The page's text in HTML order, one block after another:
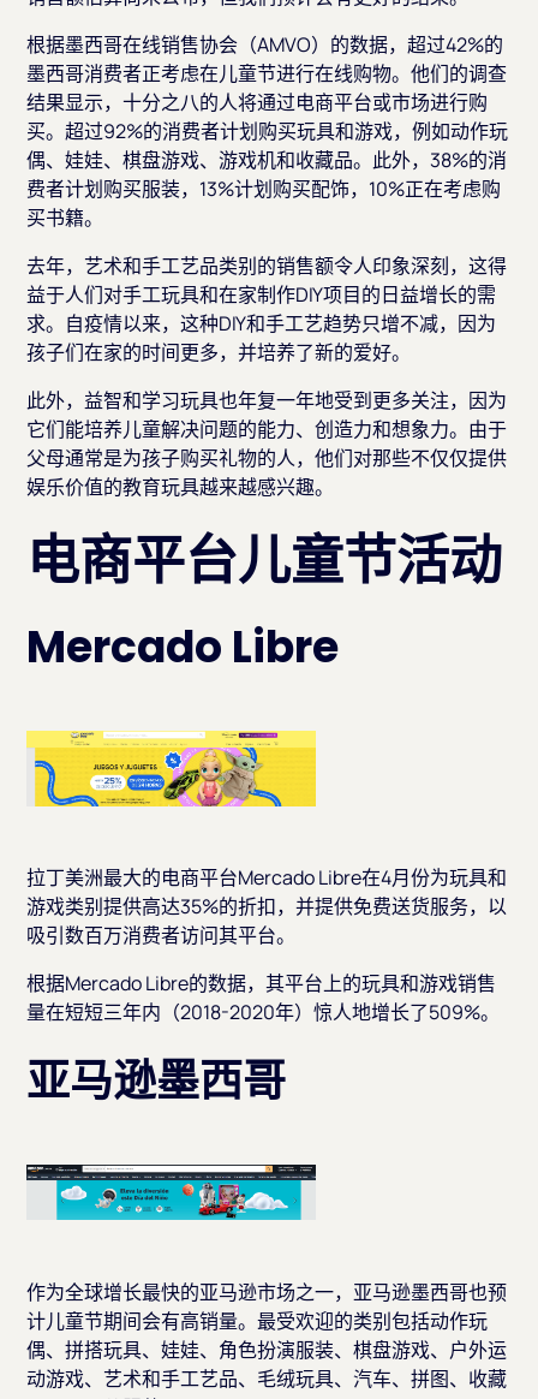
根据墨西哥在线销售协会（AMVO）的数据，超过42%的
墨西哥消费者正考虑在儿童节进行在线购物。他们的调查
结果显示，十分之八的人将通过电商平台或市场进行购
买。超过92%的消费者计划购买玩具和游戏，例如动作玩
偶、娃娃、棋盘游戏、游戏机和收藏品。此外，38%的消
费者计划购买服装，13%计划购买配饰，10%正在考虑购
买书籍。
去年，艺术和手工艺品类别的销售额令人印象深刻，这得
益于人们对手工玩具和在家制作DIY项目的日益增长的需
求。自疫情以来，这种DIY和手工艺趋势只增不减，因为
孩子们在家的时间更多，并培养了新的爱好。
此外，益智和学习玩具也年复一年地受到更多关注，因为
它们能培养儿童解决问题的能力、创造力和想象力。由于
父母通常是为孩子购买礼物的人，他们对那些不仅仅提供
娱乐价值的教育玩具越来越感兴趣。
电商平台儿童节活动
Mercado Libre
拉丁美洲最大的电商平台Mercado Libre在4月份为玩具和
游戏类别提供高达35%的折扣，并提供免费送货服务，以
吸引数百万消费者访问其平台。
根据Mercado Libre的数据，其平台上的玩具和游戏销售
量在短短三年内（2018-2020年）惊人地增长了509%。
亚马逊墨西哥
作为全球增长最快的亚马逊市场之一，亚马逊墨西哥也预
计儿童节期间会有高销量。最受欢迎的类别包括动作玩
偶、拼搭玩具、娃娃、角色扮演服装、棋盘游戏、户外运
动游戏、艺术和手工艺品、毛绒玩具、汽车、拼图、收藏